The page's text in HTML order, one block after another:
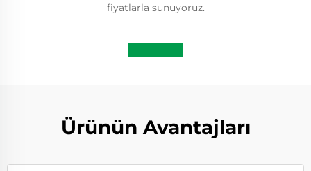
fiyatlarla sunuyoruz.
Ürünün Avantajları